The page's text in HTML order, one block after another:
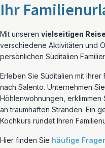
Ihr
Mit unseren vielseitigen
verschiedene Aktivitäten und
persönlichen Süditalien
Erleben Sie Süditalien mit
nach Salento. Unternehmen
Höhlenwohnungen,
an traumhaften Stränden. Ein
Kochkurs rundet Ihren
Hier finden Sie häufige